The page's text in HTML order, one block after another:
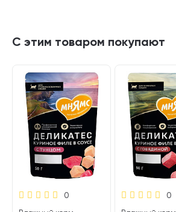
С этим товаром покупают
0 0